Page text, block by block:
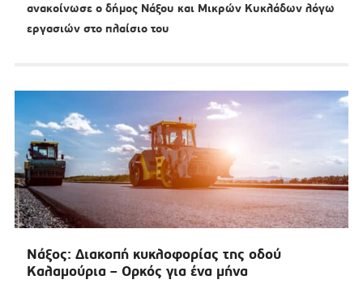
ανακοίνωσε ο δήμος Νάξου και Μικρών Κυκλάδων λόγω
εργασιών στο πλαίσιο του
Νάξος: Διακοπή κυκλοφορίας της οδού
Καλαμούρια – Ορκός για ένα μήνα